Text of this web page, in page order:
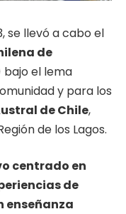
se llevó a cabo el
de
bajo el lema
y para los
de Chile,
de los Lagos.
centrado en
de
enseñanza